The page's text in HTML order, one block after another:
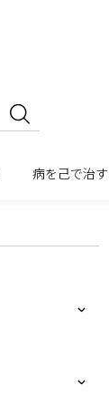
病を己で治す